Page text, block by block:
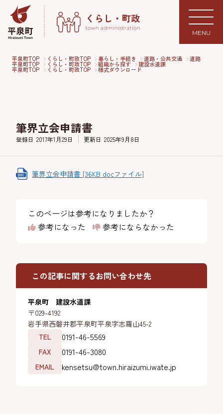
MENU
平泉町TOP くらし・町政TOP 暮らし・手続き 道路・公共交通 道路
平泉町TOP くらし・町政TOP 組織から探す 建設水道課
平泉町TOP くらし・町政TOP 様式ダウンロード
筆界立会申請書
登録日 2017年1月29日 更新日 2025年9月8日
筆界立会申請書 [36KB docファイル]
このページは参考になりましたか？
参考になった
参考にならなかった
この記事に関するお問い合わせ先
平泉町 建設水道課
〒029-4192
岩手県西磐井郡平泉町平泉字志羅山45-2
TEL
0191-46-5569
FAX 0191-46-3080
EMAIL kensetsu@town.hiraizumi.iwate.jp